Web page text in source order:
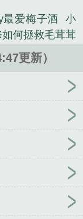
还没痊愈的断
看到值班病房
迷茫。嗯？原
奄奄的小可怜
世为保护他而
心吧，我会治
是来自各个领
。这些人因种
不了他们悲惨
爱梅子酒
小
何拯救毛茸茸
线阅读 小医修
修如何拯救毛茸
小医修如何
小医修如何拯
医修如何拯救毛
建议主角不要
柜和无限世界
读
双轨小说
更新）